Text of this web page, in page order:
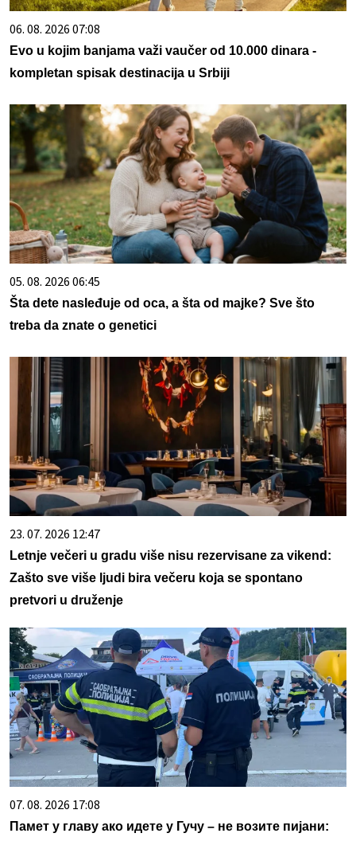
06. 08. 2026 07:08
Evo u kojim banjama važi vaučer od 10.000 dinara -
kompletan spisak destinacija u Srbiji
05. 08. 2026 06:45
Šta dete nasleđuje od oca, a šta od majke? Sve što
treba da znate o genetici
23. 07. 2026 12:47
Letnje večeri u gradu više nisu rezervisane za vikend:
Zašto sve više ljudi bira večeru koja se spontano
pretvori u druženje
07. 08. 2026 17:08
Памет у главу ако идете у Гучу – не возите пијани: